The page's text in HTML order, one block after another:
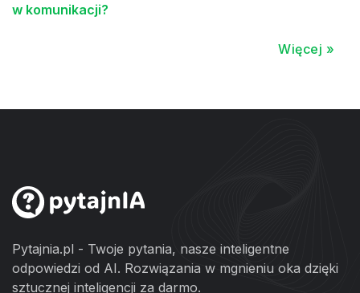
w komunikacji?
Więcej »
Pytajnia.pl - Twoje pytania, nasze inteligentne
odpowiedzi od AI. Rozwiązania w mgnieniu oka dzięki
sztucznej inteligencji za darmo.